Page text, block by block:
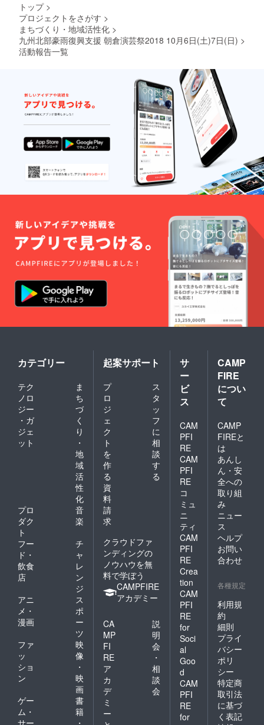
醤油」
子かけ
ご飯に
ぴった
り）
○hinom
e「甘木
絞りの
おまか
せハギ
レパッ
ク」
ルー
ツ）○お
ふもと
さかね
のさと
や「筑
前町特
産クロ
ぽちゃ
丸～ク
ロダマ
ルたっ
ぷり、
黒糖風
～」
（飴
屋「こ
いくち
醤油」
（お刺
身や玉
子かけ
ご飯に
ぴった
り）
○hinom
絞りの
レパッ
ク」
■hinom
e チャ
リティT
シャツ
（白）
枚 男
性サイ
ズ（S・
M・L・
XL）
女性サ
イズ
（S・
M・L) *
要男
女・サ
イズ指
定※ご希
望の品
のサイ
ズを備
記載し
だきま
すよう
お願い
いたし
ます。
トップ >
プロジェクトをさがす >
まちづくり・地域活性化 >
九州北部豪雨復興支援 朝倉演芸祭2018 10月6日(土)7日(日) >
活動報告一覧
カテゴリー
テク
ノロ
ジー
・ガ
ジェ
ット
ま
ち
づ
く
り
・
地
域
活
性
化
プロ
ダク
ト
音
楽
フー
ド・
飲食
店
チ
ャ
レ
ン
ジ
アニ
メ・
漫画
ス
ポ
ー
ツ
ファ
ッ
ショ
ン
映
像
・
映
画
ゲー
ム・
書
籍
起案サポート
プ
ロ
ジ
ェ
ク
ト
を
作
る
ス
タ
ッ
フ
に
相
談
す
る
資
料
請
求
クラウドファ
ンディングの
ノウハウを無
料で学ぼう
CAMPFIRE
アカデミー
CA
MP
FI
RE
ア
カ
デ
ミ
ー
説
明
会
・
相
談
会
サ
ー
ビ
ス
CAM
PFI
RE
CAM
PFI
RE
コ
ミュ
ニ
ティ
CAM
PFI
RE
Crea
tion
CAM
PFI
RE
for
Soci
al
Goo
d
CAM
PFI
RE
for
CAMP
FIRE
につい
て
CAMP
FIREと
は
あんし
ん・安
全への
取り組
み
ニュー
ス
ヘルプ
お問い
合わせ
各種規定
利用規
約
細則
プライ
バシー
ポリ
シー
特定商
取引法
に基づ
く表記